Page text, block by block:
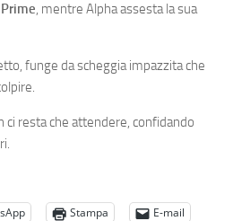
, mentre Alpha assesta la sua
funge da scheggia impazzita che
ci resta che attendere, confidando
Stampa
E-mail